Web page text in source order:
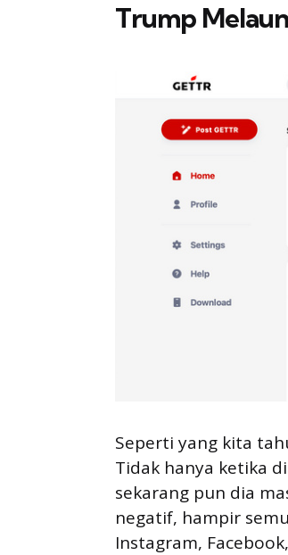
Trump
Seperti yang kita
Tidak hanya ketika
sekarang pun dia
negatif, hampir
Instagram,